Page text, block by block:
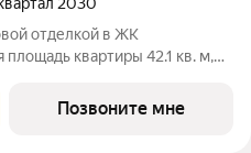
отделкой в ЖК
квартиры 42.1 кв. м,
Проект
Позвоните мне